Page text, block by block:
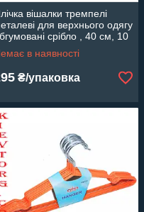
вішалки тремпелі
для верхнього одягу
срібло , 40 см, 10
в наявності
₴/упаковка